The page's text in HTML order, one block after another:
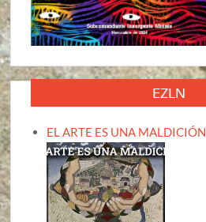
EZLN
EL ARTE ES UNA MALDICIÓN